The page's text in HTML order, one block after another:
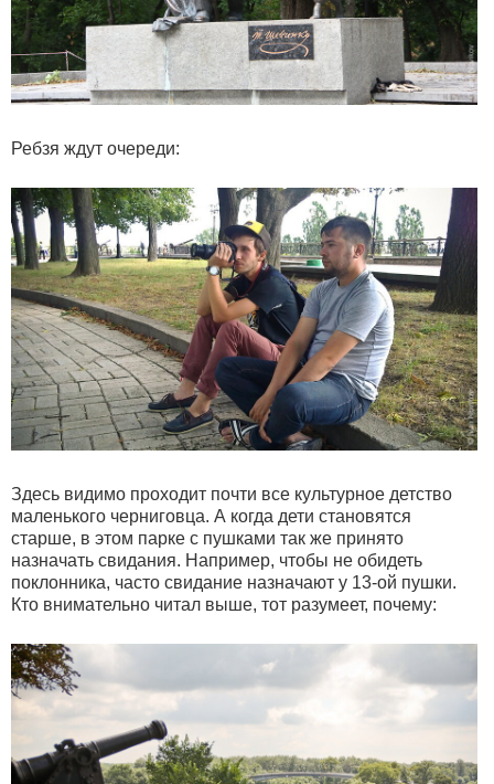
Ребзя ждут очереди:
Здесь видимо проходит почти все культурное детство
маленького черниговца. А когда дети становятся
старше, в этом парке с пушками так же принято
назначать свидания. Например, чтобы не обидеть
поклонника, часто свидание назначают у 13-ой пушки.
Кто внимательно читал выше, тот разумеет, почему: